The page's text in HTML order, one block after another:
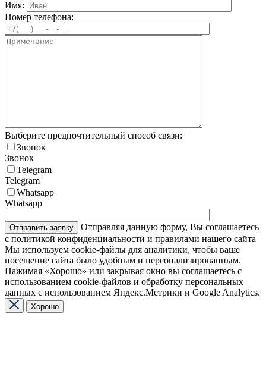
Имя:
Номер телефона:
Выберите предпочтительный способ связи:
Звонок
Звонок
Telegram
Telegram
Whatsapp
Whatsapp
Отправляя данную форму, Вы соглашаетесь
с политикой конфиденциальности и правилами нашего сайта
Мы используем cookie-файлы для аналитики, чтобы ваше
посещение сайта было удобным и персонализированным.
Нажимая «Хорошо» или закрывая окно вы соглашаетесь с
использованием cookie-файлов и обработку персональных
данных с использованием Яндекс.Метрики и Google Analytics.
Хорошо